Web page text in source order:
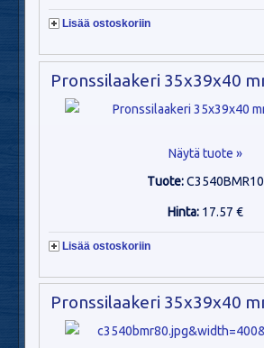
Lisää ostoskoriin
Pronssilaakeri 35x39x40
Näytä tuote »
Tuote:C3540BMR10
Hinta: 17.57 €
Lisää ostoskoriin
Pronssilaakeri 35x39x40